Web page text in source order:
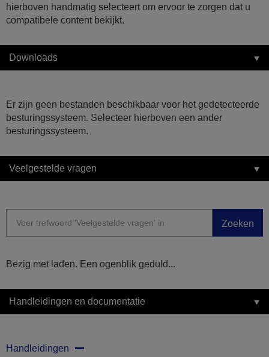
hierboven handmatig selecteert om ervoor te zorgen dat u
compatibele content bekijkt.
Downloads
Er zijn geen bestanden beschikbaar voor het gedetecteerde
besturingssysteem. Selecteer hierboven een ander
besturingssysteem.
Veelgestelde vragen
Zoeken
Bezig met laden. Een ogenblik geduld...
Handleidingen en documentatie
Handleidingen